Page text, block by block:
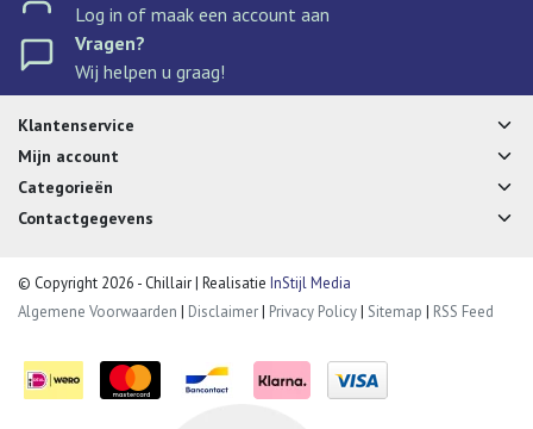
Log in of maak een account aan
Vragen?
Wij helpen u graag!
Klantenservice
Mijn account
Categorieën
Contactgegevens
© Copyright 2026 - Chillair | Realisatie InStijl Media
Algemene Voorwaarden | Disclaimer| Privacy Policy| Sitemap | RSS Feed